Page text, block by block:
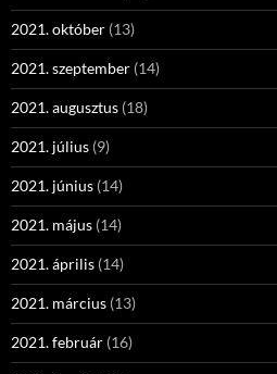
2021. október (13)
2021. szeptember (14)
2021. augusztus (18)
2021. július (9)
2021. június (14)
2021. május (14)
2021. április (14)
2021. március (13)
2021. február (16)